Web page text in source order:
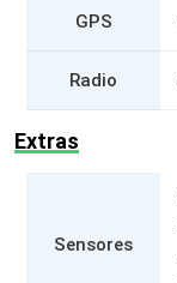
GPS
Radio
Extras
Sensores